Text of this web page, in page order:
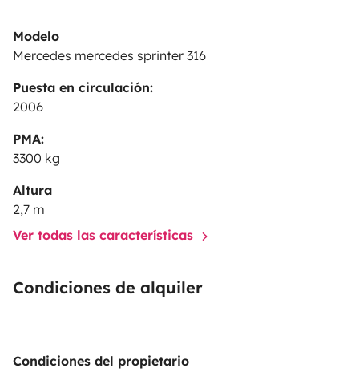
Modelo
Mercedes mercedes sprinter 316
Puesta en circulación:
2006
PMA:
3300 kg
Altura
2,7 m
Ver todas las características
Condiciones de alquiler
Condiciones del propietario